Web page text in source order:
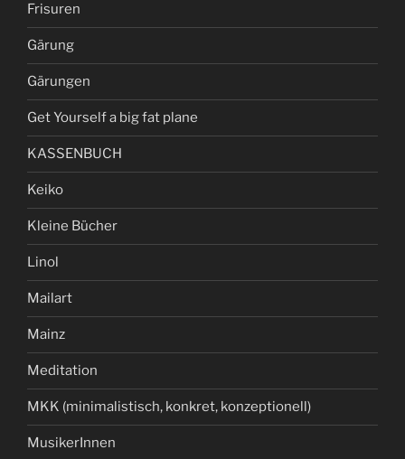
Frisuren
Gärung
Gärungen
Get Yourself a big fat plane
KASSENBUCH
Keiko
Kleine Bücher
Linol
Mailart
Mainz
Meditation
MKK (minimalistisch, konkret, konzeptionell)
MusikerInnen